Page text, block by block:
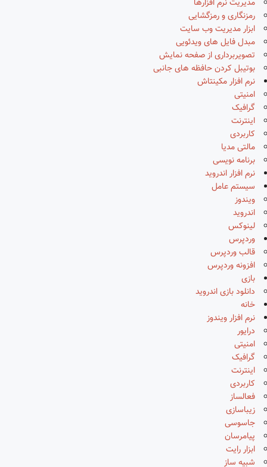
مدیریت نرم افزارها
رمزنگاری و رمزگشایی
ابزار مدیریت وب سایت
مبدل فایل های ویدئویی
تصویربرداری از صفحه نمایش
بوتیبل کردن حافظه های جانبی
نرم افزار مکینتاش
امنیتی
گرافیک
اینترنت
کاربردی
مالتی مدیا
برنامه نویسی
نرم افزار اندروید
سیستم عامل
ویندوز
اندروید
لینوکس
وردپرس
قالب وردپرس
افزونه وردپرس
بازی
دانلود بازی اندروید
خانه
نرم افزار ویندوز
درایور
امنیتی
گرافیک
اینترنت
کاربردی
فعالساز
زیباسازی
جاسوسی
پیامرسان
ابزار رایت
شبیه ساز